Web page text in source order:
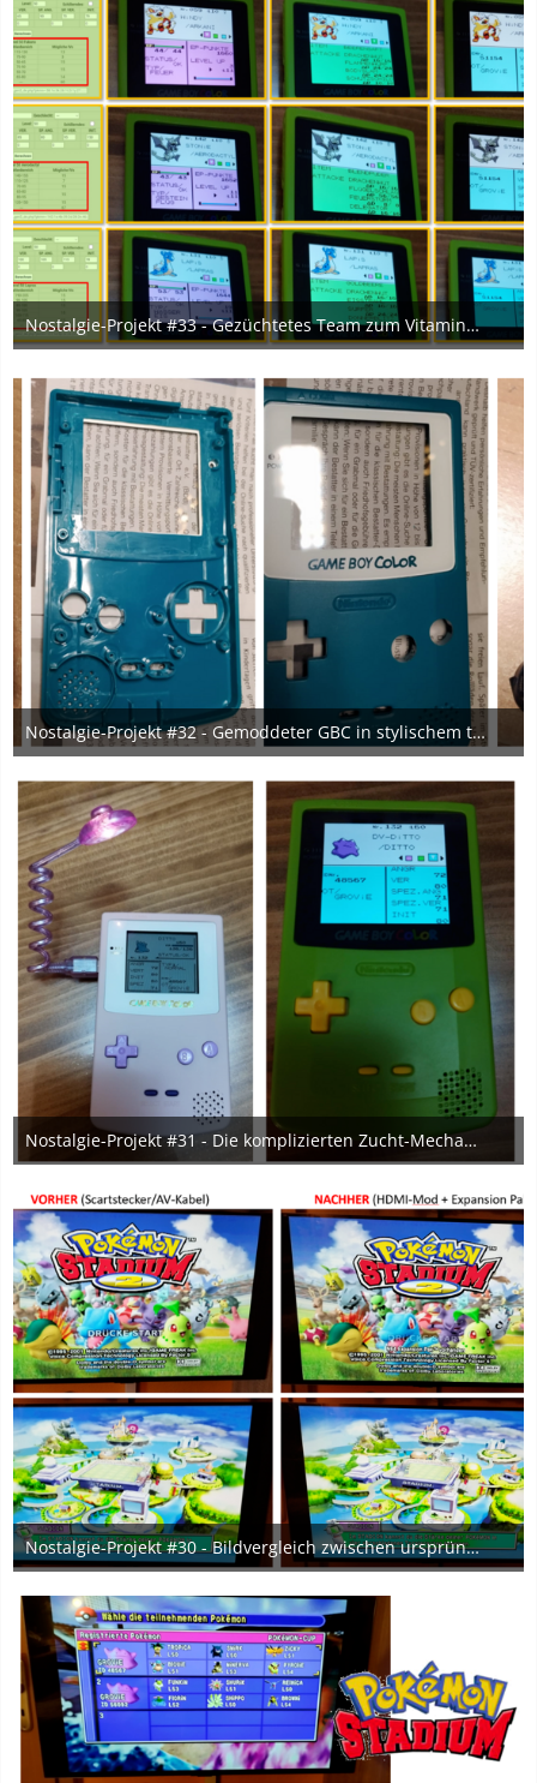
Nostalgie-Projekt #33 - Gezüchtetes Team zum Vitamine-Farmen im Battle Tower von Kristall :)
28. Februar 2024
Nostalgie-Projekt #32 - Gemoddeter GBC in stylischem türkis-weißen Design für meinen Bestie ♥
27. Februar 2024
5
Nostalgie-Projekt #31 - Die komplizierten Zucht-Mechaniken aus der 2. Generation. <3
22. Februar 2024
Nostalgie-Projekt #30 - Bildvergleich zwischen ursprünglichem Anschluss und HDMI + Expansion-Pak
9. Februar 2024
1